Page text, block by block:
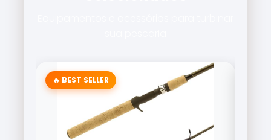
🔥 BEST SELLER